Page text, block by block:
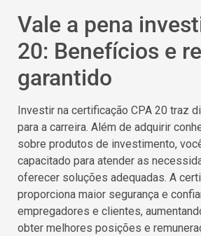
Vale a pena
20: Benefícios e
garantido
Investir na certificação CPA 20 traz
para a carreira. Além de adquirir
sobre produtos de investimento,
capacitado para atender as
oferecer soluções adequadas. A
proporciona maior segurança e
empregadores e clientes,
obter melhores posições e